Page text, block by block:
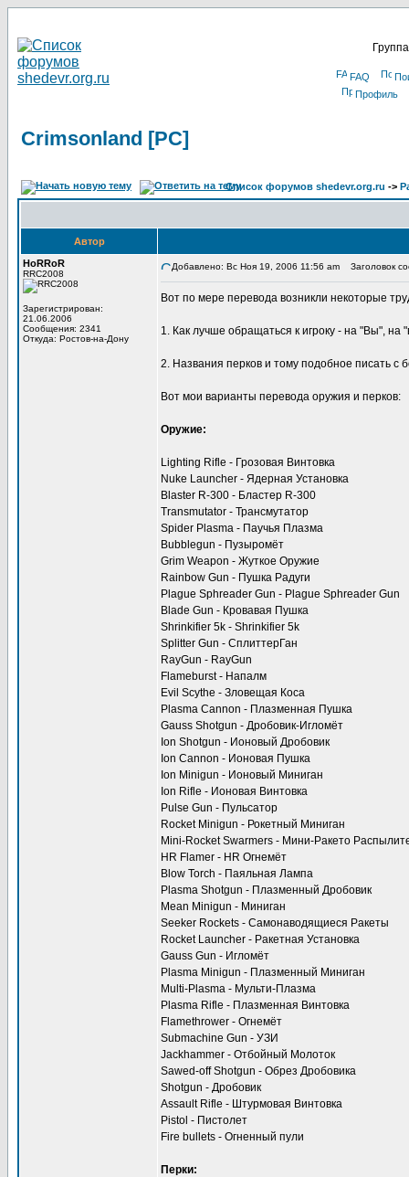
FAQ
Профиль
Crimsonland [PC]
Список форумов shedevr.org.ru ->
Автор
HoRRoR
RRC2008
Зарегистрирован:
21.06.2006
Сообщения: 2341
Откуда: Ростов-на-Дону
Добавлено: Вс Ноя 19, 2006 11:56 am Заголовок
Вот по мере перевода возникли некоторые
1. Как лучше обращаться к игроку - на "Вы", на
2. Названия перков и тому подобное писать с
Вот мои варианты перевода оружия и перков:
Оружие:
Lighting Rifle - Грозовая Винтовка
Nuke Launcher - Ядерная Установка
Blaster R-300 - Бластер R-300
Transmutator - Трансмутатор
Spider Plasma - Паучья Плазма
Bubblegun - Пузыромёт
Grim Weapon - Жуткое Оружие
Rainbow Gun - Пушка Радуги
Plague Sphreader Gun - Plague Sphreader Gun
Blade Gun - Кровавая Пушка
Shrinkifier 5k - Shrinkifier 5k
Splitter Gun - СплиттерГан
RayGun - RayGun
Flameburst - Напалм
Evil Scythe - Зловещая Коса
Plasma Cannon - Плазменная Пушка
Gauss Shotgun - Дробовик-Игломёт
Ion Shotgun - Ионовый Дробовик
Ion Cannon - Ионовая Пушка
Ion Minigun - Ионовый Миниган
Ion Rifle - Ионовая Винтовка
Pulse Gun - Пульсатор
Rocket Minigun - Рокетный Миниган
Mini-Rocket Swarmers - Мини-Ракето
HR Flamer - HR Огнемёт
Blow Torch - Паяльная Лампа
Plasma Shotgun - Плазменный Дробовик
Mean Minigun - Миниган
Seeker Rockets - Самонаводящиеся Ракеты
Rocket Launcher - Ракетная Установка
Gauss Gun - Игломёт
Plasma Minigun - Плазменный Миниган
Multi-Plasma - Мульти-Плазма
Plasma Rifle - Плазменная Винтовка
Flamethrower - Огнемёт
Submachine Gun - УЗИ
Jackhammer - Отбойный Молоток
Sawed-off Shotgun - Обрез Дробовика
Shotgun - Дробовик
Assault Rifle - Штурмовая Винтовка
Pistol - Пистолет
Fire bullets - Огненный пули
Перки: